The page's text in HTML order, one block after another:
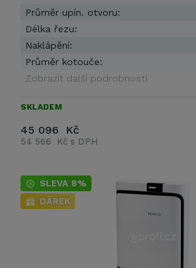
Průměr upín. otvoru:
Délka řezu:
Naklápění:
Průměr kotouče:
Zobrazit další podrobnosti
SKLADEM
45 096 Kč
54 566 Kč s DPH
SLEVA 8%
DÁREK